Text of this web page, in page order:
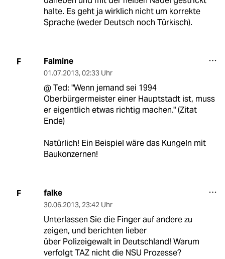
halte. Es geht ja wirklich nicht um korrekte
Sprache (weder Deutsch noch Türkisch).
F Falmine
01.07.2013, 02:33 Uhr
@ Ted: "Wenn jemand sei 1994
Oberbürgermeister einer Hauptstadt ist, muss
er eigentlich etwas richtig machen." (Zitat
Ende)
Natürlich! Ein Beispiel wäre das Kungeln mit
Baukonzernen!
F falke
30.06.2013, 23:42 Uhr
Unterlassen Sie die Finger auf andere zu
zeigen, und berichten lieber
über Polizeigewalt in Deutschland! Warum
verfolgt TAZ nicht die NSU Prozesse?